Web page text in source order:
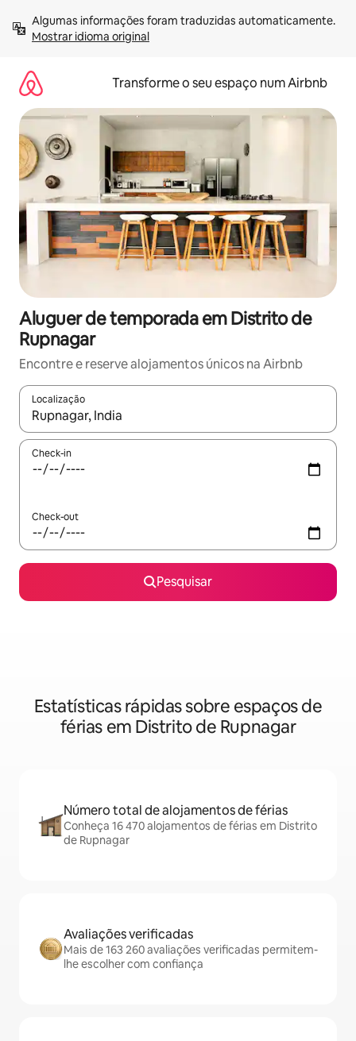
para
Mostrar idioma original
Transforme o seu espaço num Airbnb
Aluguer de temporada em Distrito de
Rupnagar
Encontre e reserve alojamentos únicos na Airbnb
Localização
Quando os resultados estiverem disponíveis, navegue com
Check-in
Check-out
Pesquisar
Estatísticas rápidas sobre espaços de
férias em Distrito de Rupnagar
Número total de alojamentos de férias
Conheça 16 470 alojamentos de férias em Distrito
de Rupnagar
Avaliações verificadas
Mais de 163 260 avaliações verificadas permitem-
lhe escolher com confiança